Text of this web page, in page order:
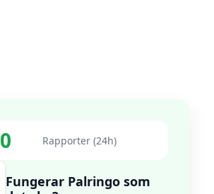
0 Rapporter (24h)
Fungerar Palringo som